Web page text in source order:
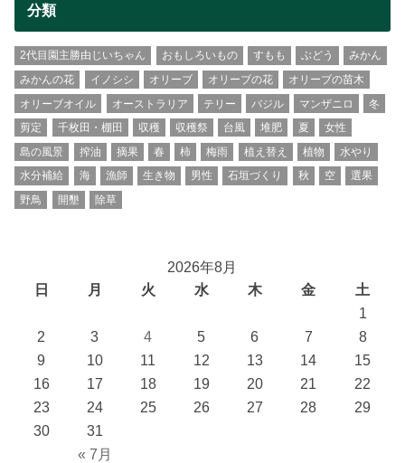
分類
2代目園主勝由じいちゃん おもしろいもの すもも ぶどう
みかん
みかんの花
イノシシ オリーブ オリーブの花
オリーブの苗木
オリーブオイル
オーストラリア テリー バジル マンザニロ
冬
剪定
千枚田・棚田 収穫 収穫祭 台風 堆肥 夏
女性
島の風景
搾油 摘果 春 柿 梅雨 植え替え 植物
水やり
水分補給
海 漁師 生き物 男性 石垣づくり 秋 空
選果
野鳥
開墾 除草
2026年8月
日
月 火 水 木 金 土
« 7月
1
2
3 4 5 6 7
8
9
10 11 12 13 14
15
16
17 18 19 20 21
22
23
24 25 26 27 28
29
30
31